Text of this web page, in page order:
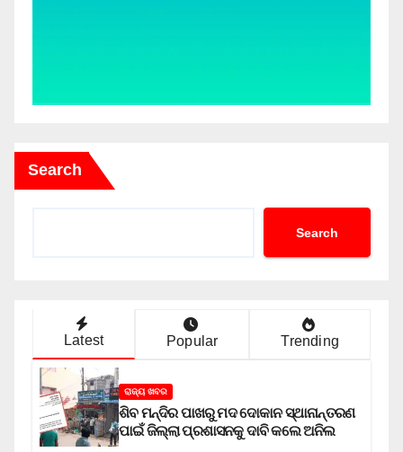
Search
Search
Latest Popular Trending
ରାଜ୍ୟ ଖବର
ଶିବ ମନ୍ଦିର ପାଖରୁ ମଦ ଦୋକାନ ସ୍ଥାନାନ୍ତରଣ
ପାଇଁ ଜିଲ୍ଲା ପ୍ରଶାସନକୁ ଦାବି କଲେ ଅନିଲ